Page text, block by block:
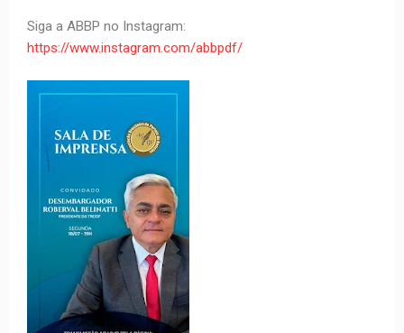
Siga a ABBP no Instagram:
https://www.instagram.com/abbpdf/